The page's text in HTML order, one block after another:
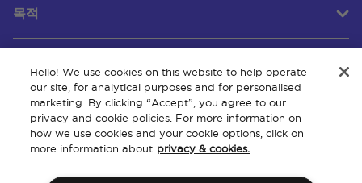
목적
고객 서비스
회사 소개
Hello! We use cookies on this website to help operate
our site, for analytical purposes and for personalised
marketing. By clicking “Accept”, you agree to our
privacy and cookie policies. For more information on
how we use cookies and your cookie options, click on
more information about privacy & cookies.